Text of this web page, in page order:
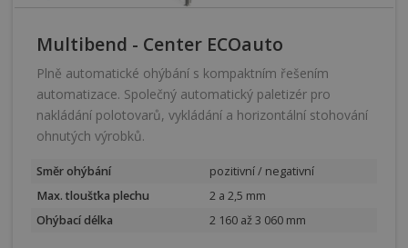
Multibend - Center ECOauto
Plně automatické ohýbání s kompaktním řešením
automatizace. Společný automatický paletizér pro
nakládání polotovarů, vykládání a horizontální stohování
ohnutých výrobků.
Směr ohýbání
pozitivní / negativní
Max. tloušťka plechu
2 a 2,5 mm
Ohýbací délka
2 160 až 3 060 mm